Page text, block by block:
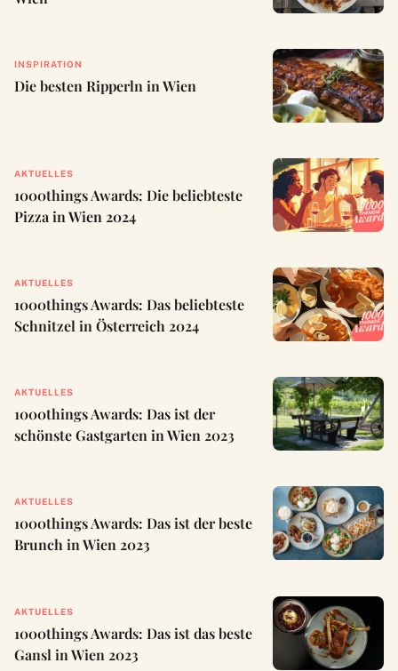
INSPIRATION
Die besten Ripperln in Wien
AKTUELLES
1000things Awards: Die beliebteste
Pizza in Wien 2024
AKTUELLES
1000things Awards: Das beliebteste
Schnitzel in Österreich 2024
AKTUELLES
1000things Awards: Das ist der
schönste Gastgarten in Wien 2023
AKTUELLES
1000things Awards: Das ist der beste
Brunch in Wien 2023
AKTUELLES
1000things Awards: Das ist das beste
Gansl in Wien 2023